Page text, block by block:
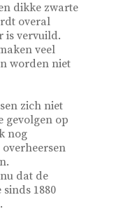
dikke zwarte
overal
is vervuild.
veel
worden niet
zich niet
gevolgen op
nog
dat de
1880